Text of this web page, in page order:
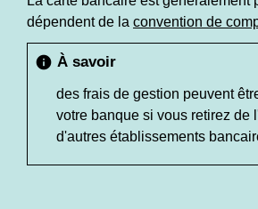
dépendent de la convention de
info À savoir
des frais de gestion peuvent
votre banque si vous retirez de
d'autres établissements